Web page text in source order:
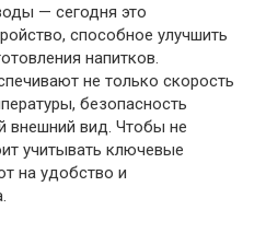
— сегодня это
способное улучшить
напитков.
не только скорость
безопасность
внешний вид. Чтобы не
учитывать ключевые
на удобство и